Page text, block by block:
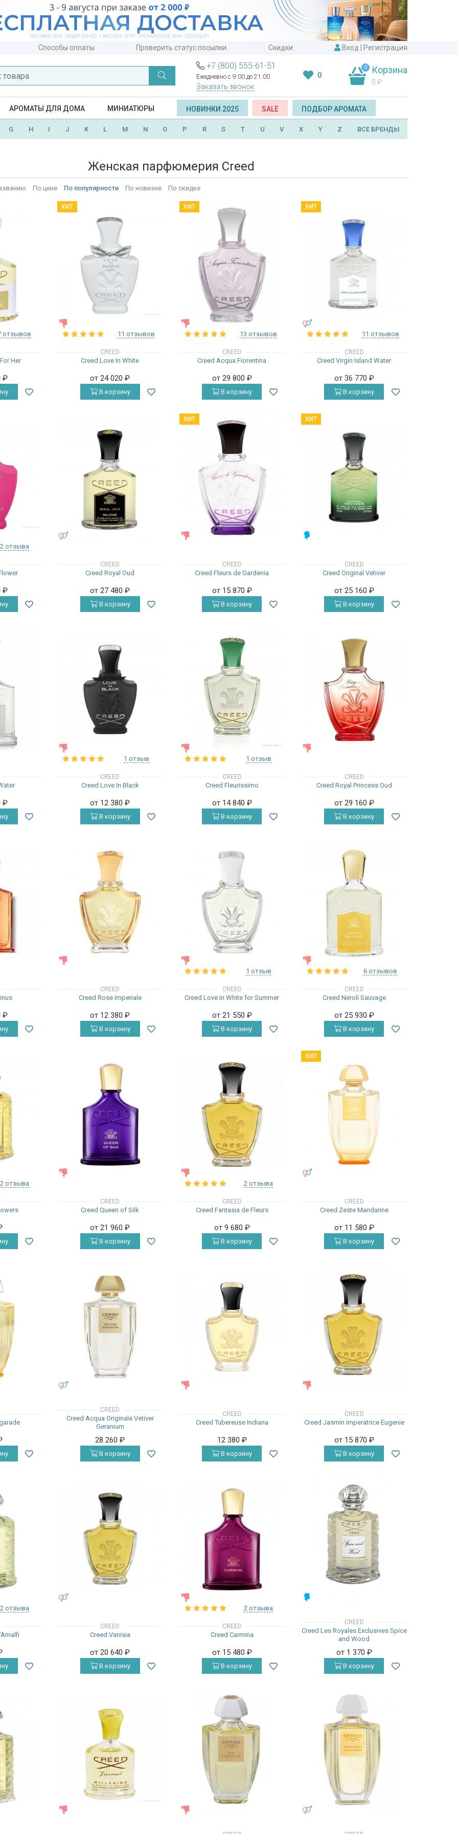
Способы оплаты Проверить статус посылки Скидки Вход Регистрация
+7 (800) 555-61-51
Ежедневно с 9:00 до 21:00
Заказать звонок
0
0 Корзина
0 ₽
АРОМАТЫ ДЛЯ ДОМА МИНИАТЮРЫ НОВИНКИ 2025 SALE ПОДБОР АРОМАТА
G H I J K L M N O P R S T U V X Y Z ВСЕ БРЕНДЫ
Женская парфюмерия Creed
По цене По популярности По новизне По скидке
отзывов
Her
₽
ХИТ
11 отзывов
CREED
Creed Love In White
от 24 020₽
В корзину
ХИТ
ЖЕНСКИЕ
13 отзывов
CREED
Creed Acqua Fiorentina
от 29 800 ₽
В корзину
ХИТ
11 отзывов
CREED
Creed Virgin Island Water
от 36 770 ₽
В корзину
2 отзыва
₽
CREED
Creed Royal Oud
от 27 480₽
В корзину
ХИТ
ЖЕНСКИЕ
CREED
Creed Fleurs de Gardenia
от 15 870 ₽
В корзину
ХИТ
CREED
Creed Original Vetiver
от 25 160 ₽
В корзину
₽
1 отзыв
CREED
Creed Love In Black
от 12 380₽
В корзину
1 отзыв
CREED
Creed Fleurissimo
от 14 840 ₽
В корзину
CREED
Creed Royal Princess Oud
от 29 160 ₽
В корзину
₽
CREED
Creed Rose Imperiale
от 12 380₽
В корзину
1 отзыв
CREED
Creed Love in White for Summer
от 21 550 ₽
В корзину
6 отзывов
CREED
Creed Neroli Sauvage
от 25 930 ₽
В корзину
2 отзыва
CREED
Creed Queen of Silk
от 21 960₽
В корзину
2 отзыва
CREED
Creed Fantasia de Fleurs
от 9 680 ₽
В корзину
ХИТ
CREED
Creed Zeste Mandarine
от 11 580 ₽
В корзину
CREED
Creed Acqua Originale Vetiver
Geranium
28 260₽
В корзину
CREED
Creed Tubereuse Indiana
12 380 ₽
В корзину
CREED
Creed Jasmin Imperatrice Eugenie
от 15 870 ₽
В корзину
2 отзыва
CREED
Creed Vanisia
от 20 640₽
В корзину
2 отзыва
CREED
Creed Carmina
от 15 480 ₽
В корзину
CREED
Creed Les Royales Exclusives Spice
and Wood
от 1 370 ₽
В корзину